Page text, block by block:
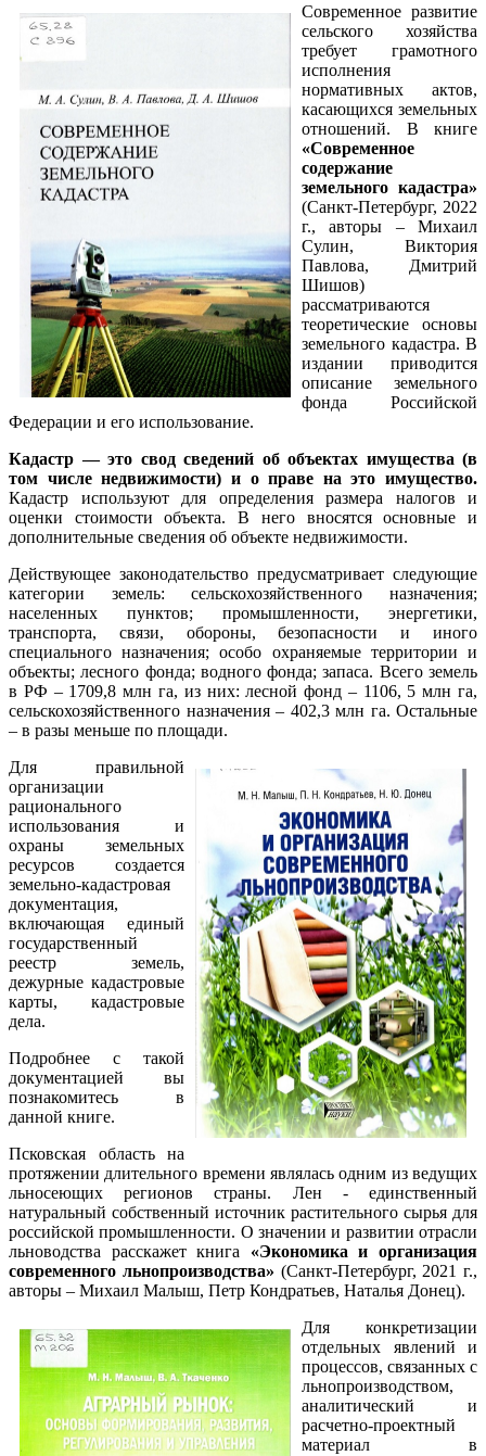
Современное развитие
сельского хозяйства
требует грамотного
исполнения
нормативных актов,
касающихся земельных
отношений. В книге
«Современное
содержание
земельного кадастра»
(Санкт-Петербург, 2022
г., авторы – Михаил
Сулин, Виктория
Павлова, Дмитрий
Шишов)
рассматриваются
теоретические основы
земельного кадастра. В
издании приводится
описание земельного
фонда Российской
Федерации и его использование.
Кадастр — это свод сведений об объектах имущества (в
том числе недвижимости) и о праве на это имущество.
Кадастр используют для определения размера налогов и
оценки стоимости объекта. В него вносятся основные и
дополнительные сведения об объекте недвижимости.
Действующее законодательство предусматривает следующие
категории земель: сельскохозяйственного назначения;
населенных пунктов; промышленности, энергетики,
транспорта, связи, обороны, безопасности и иного
специального назначения; особо охраняемые территории и
объекты; лесного фонда; водного фонда; запаса. Всего земель
в РФ – 1709,8 млн га, из них: лесной фонд – 1106, 5 млн га,
сельскохозяйственного назначения – 402,3 млн га. Остальные
– в разы меньше по площади.
Для правильной
организации
рационального
использования и
охраны земельных
ресурсов создается
земельно-кадастровая
документация,
включающая единый
государственный
реестр земель,
дежурные кадастровые
карты, кадастровые
дела.
Подробнее с такой
документацией вы
познакомитесь в
данной книге.
Псковская область на
протяжении длительного времени являлась одним из ведущих
льносеющих регионов страны. Лен - единственный
натуральный собственный источник растительного сырья для
российской промышленности. О значении и развитии отрасли
льноводства расскажет книга «Экономика и организация
современного льнопроизводства» (Санкт-Петербург, 2021 г.,
авторы – Михаил Малыш, Петр Кондратьев, Наталья Донец).
Для конкретизации
отдельных явлений и
процессов, связанных с
льнопроизводством,
аналитический и
расчетно-проектный
материал в